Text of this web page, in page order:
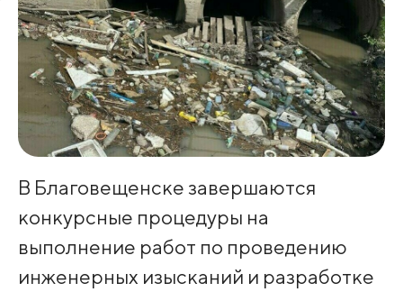
В Благовещенске завершаются
конкурсные процедуры на
выполнение работ по проведению
инженерных изысканий и разработке